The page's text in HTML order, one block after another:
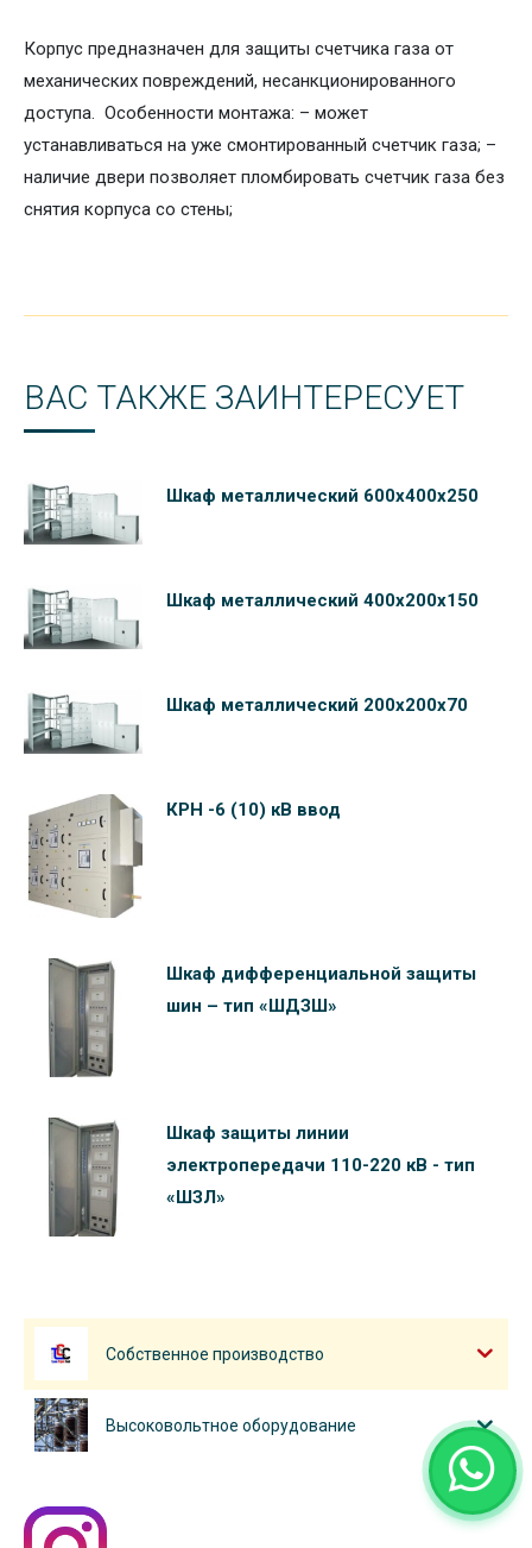
Корпус предназначен для защиты счетчика газа от
механических повреждений, несанкционированного
доступа. Особенности монтажа: – может
устанавливаться на уже смонтированный счетчик газа; –
наличие двери позволяет пломбировать счетчик газа без
снятия корпуса со стены;
ВАС ТАКЖЕ ЗАИНТЕРЕСУЕТ
Шкаф металлический 600х400х250
Шкаф металлический 400х200х150
Шкаф металлический 200х200х70
КРН -6 (10) кВ ввод
Шкаф дифференциальной защиты
шин – тип «ШДЗШ»
Шкаф защиты линии
электропередачи 110-220 кВ - тип
«ШЗЛ»
Собственное производство
Высоковольтное оборудование